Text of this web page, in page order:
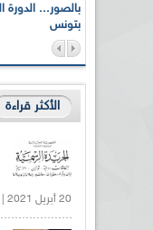
بتونس
الأكثر قراءة
20 أبريل 2021 |